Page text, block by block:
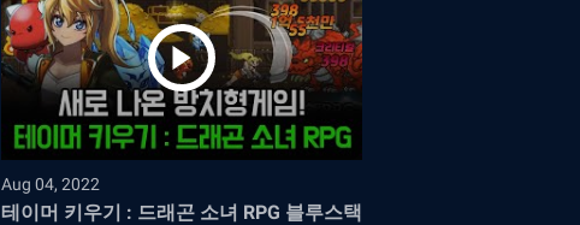
Aug 04, 2022
테이머 키우기 : 드래곤 소녀 RPG 블루스택